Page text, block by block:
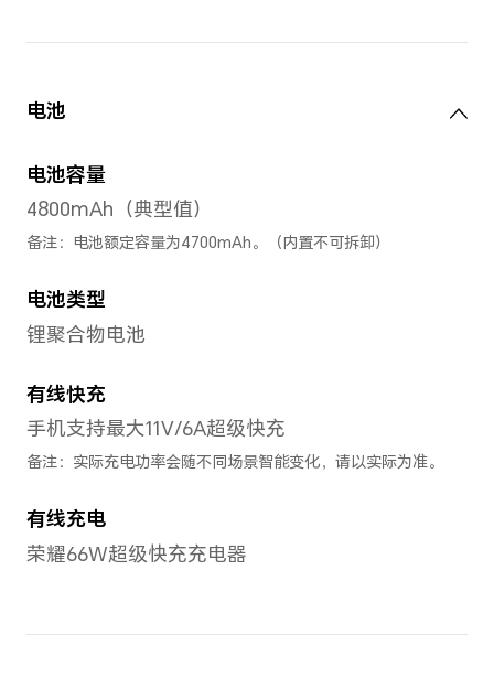
后置摄像头
后置摄像头
光景深摄像头（f/2.4光圈）
头（f/2.4光圈）
备注：不同模式的照片和视频的像素
准。